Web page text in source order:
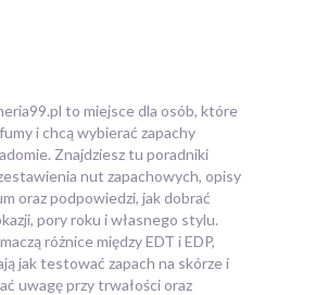
to miejsce dla osób, które
i chcą wybierać zapachy
Znajdziesz tu poradniki
nut zapachowych, opisy
oraz podpowiedzi, jak dobrać
pory roku i własnego stylu.
różnice między EDT i EDP,
jak testować zapach na skórze i
uwagę przy trwałości oraz